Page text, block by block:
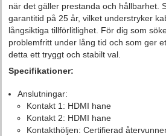
när det gäller prestanda och hållbarhet.
garantitid på 25 år, vilket understryker
långsiktiga tillförlitlighet. För dig som
problemfritt under lång tid och som ger
detta ett tryggt och stabilt val.
Specifikationer:
Anslutningar:
Kontakt 1: HDMI hane
Kontakt 2: HDMI hane
Kontakthöljen: Certifierad